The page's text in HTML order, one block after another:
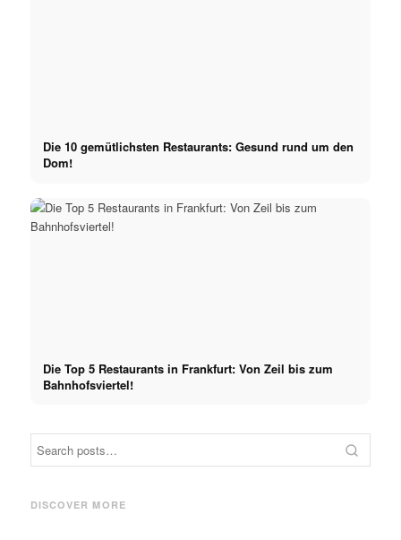
Die 10 gemütlichsten Restaurants: Gesund rund um den
Dom!
Die Top 5 Restaurants in Frankfurt: Von Zeil bis zum
Bahnhofsviertel!
DISCOVER MORE
Pizza, Burger, Vegan &